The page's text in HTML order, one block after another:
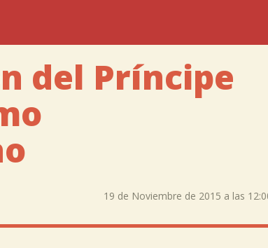
del Príncipe
19 de Noviembre de 2015 a las